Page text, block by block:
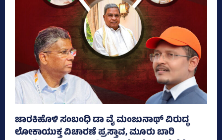
ಜಾರಕಿಹೊಳಿ ಸಂಬಂಧಿ ಡಾ ವೈ ಮಂಜುನಾಥ್ ವಿರುದ್ಧ
ಲೋಕಾಯುಕ್ತ ವಿಚಾರಣೆ ಪ್ರಸ್ತಾವ, ಮೂರು ಬಾರಿ